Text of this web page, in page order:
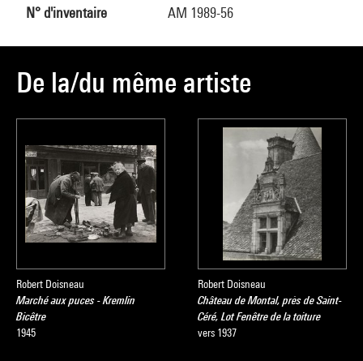
N° d'inventaire AM 1989-56
De la/du même artiste
Robert Doisneau
Marché aux puces - Kremlin
Bicêtre
1945
Robert Doisneau
Château de Montal, près de Saint-
Céré, Lot Fenêtre de la toiture
vers 1937